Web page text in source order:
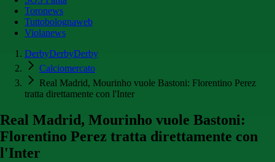
Toronews
Tuttobolognaweb
Violanews
DerbyDerbyDerby
Calciomercato
Real Madrid, Mourinho vuole Bastoni: Florentino Perez
tratta direttamente con l'Inter
Real Madrid, Mourinho vuole Bastoni:
Florentino Perez tratta direttamente con
l'Inter